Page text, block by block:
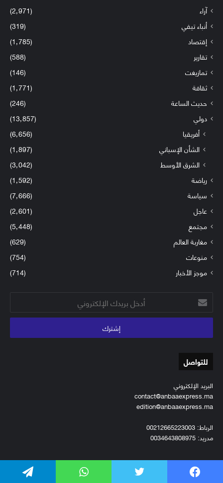
آراء
(2٬971)
أنباء تيفي
(319)
إقتصاد
(1٬785)
تقارير
(588)
تمازيغت
(146)
ثقافة
(1٬771)
حديث الساعة
(246)
دولي
(13٬857)
أفريقيا
(6٬656)
الشأن الإسباني
(1٬897)
الشرق الأوسط
(3٬042)
رياضة
(1٬592)
سياسة
(7٬666)
عاجل
(2٬601)
مجتمع
(5٬448)
مغاربة العالم
(629)
منوعات
(754)
موجز الأخبار
(714)
أدخل
بريدك
الإلكتروني
للتواصل
البريد الإلكتروني
contact@anbaaexpress.ma
edition@anbaaexpress.ma
الرباط: 00212665223003
مدريد: 0034643808975
فريق العمل
من نحن؟